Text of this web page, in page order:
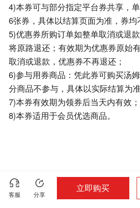
4)本券可与部分指定平台券共享，
6张券，具体以结算页面为准，券均
5)优惠券所购订单如整单取消或退
将原路退还；有效期为优惠券原始
取消或退款，优惠券不再退还；
6)参与用券商品：凭此券可购买汤
分商品不参与，具体以实际结算为准
7)本券有效期为领券后当天内有效；
8)本券适用于会员优选商品。
客服 分享
立即购买